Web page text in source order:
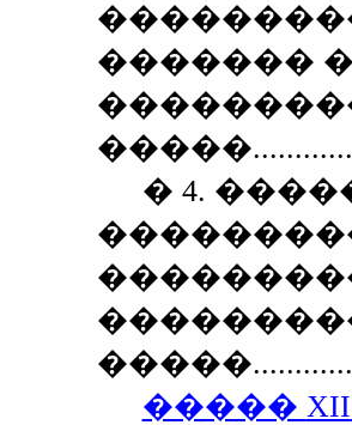
�������
�����
� 4.
�����
����� XII